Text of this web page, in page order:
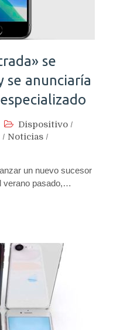
se
se anunciaría
Dispositivo /
/ Noticias /
un nuevo sucesor
verano pasado,…